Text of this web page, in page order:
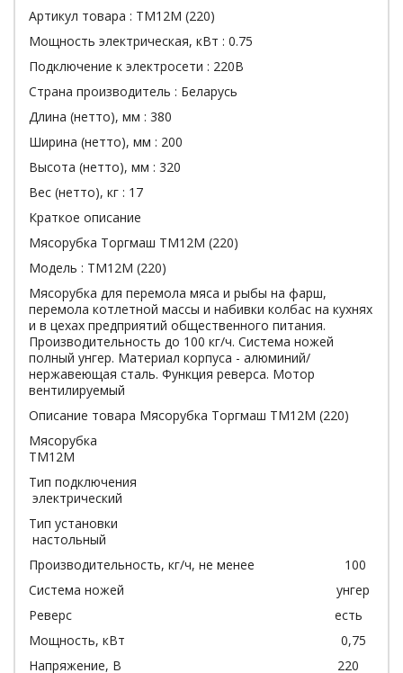
Артикул товара : ТМ12М (220)
Мощность электрическая, кВт : 0.75
Подключение к электросети : 220В
Страна производитель : Беларусь
Длина (нетто), мм : 380
Ширина (нетто), мм : 200
Высота (нетто), мм : 320
Вес (нетто), кг : 17
Краткое описание
Мясорубка Торгмаш ТМ12М (220)
Модель : ТМ12М (220)
Мясорубка для перемола мяса и рыбы на фарш,
перемола котлетной массы и набивки колбас на кухнях
и в цехах предприятий общественного питания.
Производительность до 100 кг/ч. Система ножей
полный унгер. Материал корпуса - алюминий/
нержавеющая сталь. Функция реверса. Мотор
вентилируемый
Описание товара Мясорубка Торгмаш ТМ12М (220)
Мясорубка
ТМ12М
Тип подключения
электрический
Тип установки
настольный
Производительность, кг/ч, не менее 100
Система ножей унгер
Реверс есть
Мощность, кВт 0,75
Напряжение, В 220